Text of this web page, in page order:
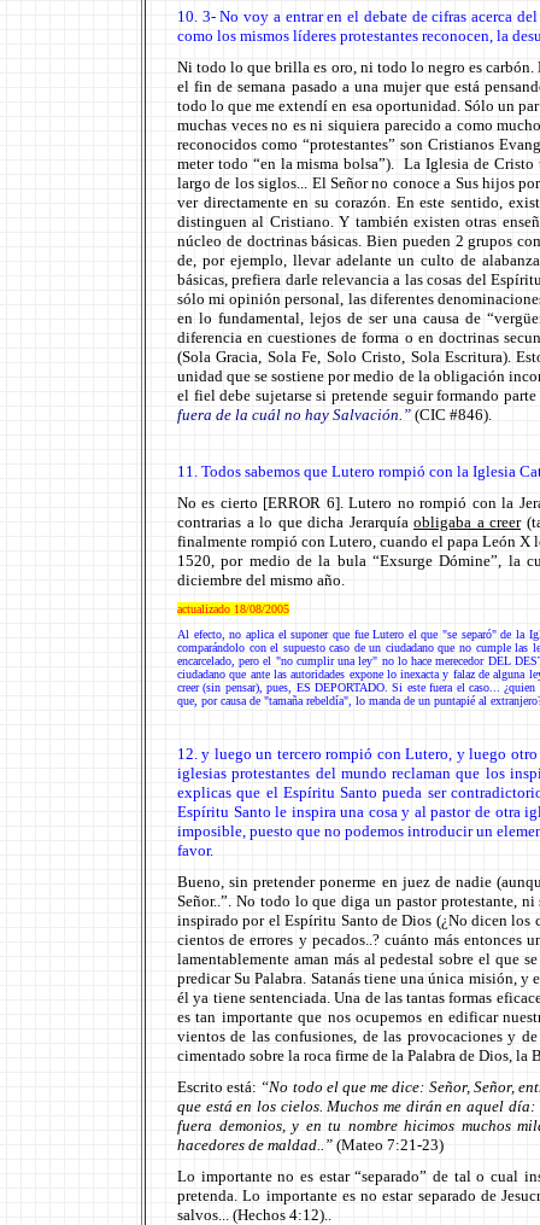
10. 3- No voy a entrar en el debate de cifras acerca
como los mismos líderes protestantes reconocen, la
Ni todo lo que brilla es oro, ni todo lo negro es carbón.
el fin de semana pasado a una mujer que está
todo lo que me extendí en esa oportunidad. Sólo un
muchas veces no es ni siquiera parecido a como
reconocidos como “protestantes” son Cristianos
meter todo “en la misma bolsa”). La Iglesia de
largo de los siglos... El Señor no conoce a Sus hijos
ver directamente en su corazón. En este sentido,
distinguen al Cristiano. Y también existen otras
núcleo de doctrinas básicas. Bien pueden 2 grupos
de, por ejemplo, llevar adelante un culto de
básicas, prefiera darle relevancia a las cosas del
sólo mi opinión personal, las diferentes
en lo fundamental, lejos de ser una causa de
diferencia en cuestiones de forma o en doctrinas
(Sola Gracia, Sola Fe, Solo Cristo, Sola Escritura).
unidad que se sostiene por medio de la obligación
el fiel debe sujetarse si pretende seguir formando
fuera de la cuál no hay Salvación.” (CIC #846).
11. Todos sabemos que Lutero rompió con la Iglesia
No es cierto [ERROR 6]. Lutero no rompió con la
contrarias a lo que dicha Jerarquía obligaba a creer
finalmente rompió con Lutero, cuando el papa León X
1520, por medio de la bula “Exsurge Dómine”, la
diciembre del mismo año.
actualizado 18/08/2005
Al efecto, no aplica el suponer que fue Lutero el que "se separó" de la
comparándolo con el supuesto caso de un ciudadano que no cumple
encarcelado, pero el "no cumplir una ley" no lo hace merecedor DEL
ciudadano que ante las autoridades expone lo inexacta y falaz de alguna
creer (sin pensar), pues, ES DEPORTADO. Si este fuera el caso...
que, por causa de "tamaña rebeldía", lo manda de un puntapié al
12. y luego un tercero rompió con Lutero, y luego
iglesias protestantes del mundo reclaman que los
explicas que el Espíritu Santo pueda ser
Espíritu Santo le inspira una cosa y al pastor de otra
imposible, puesto que no podemos introducir un
favor.
Bueno, sin pretender ponerme en juez de nadie
Señor..”. No todo lo que diga un pastor protestante,
inspirado por el Espíritu Santo de Dios (¿No dicen los
cientos de errores y pecados..? cuánto más entonces
lamentablemente aman más al pedestal sobre el que
predicar Su Palabra. Satanás tiene una única misión,
él ya tiene sentenciada. Una de las tantas formas
es tan importante que nos ocupemos en edificar
vientos de las confusiones, de las provocaciones y
cimentado sobre la roca firme de la Palabra de Dios, la
Escrito está: “No todo el que me dice: Señor, Señor,
que está en los cielos. Muchos me dirán en aquel
fuera demonios, y en tu nombre hicimos muchos
hacedores de maldad..” (Mateo 7:21-23)
Lo importante no es estar “separado” de tal o cual
pretenda. Lo importante es no estar separado de
salvos... (Hechos 4:12)..